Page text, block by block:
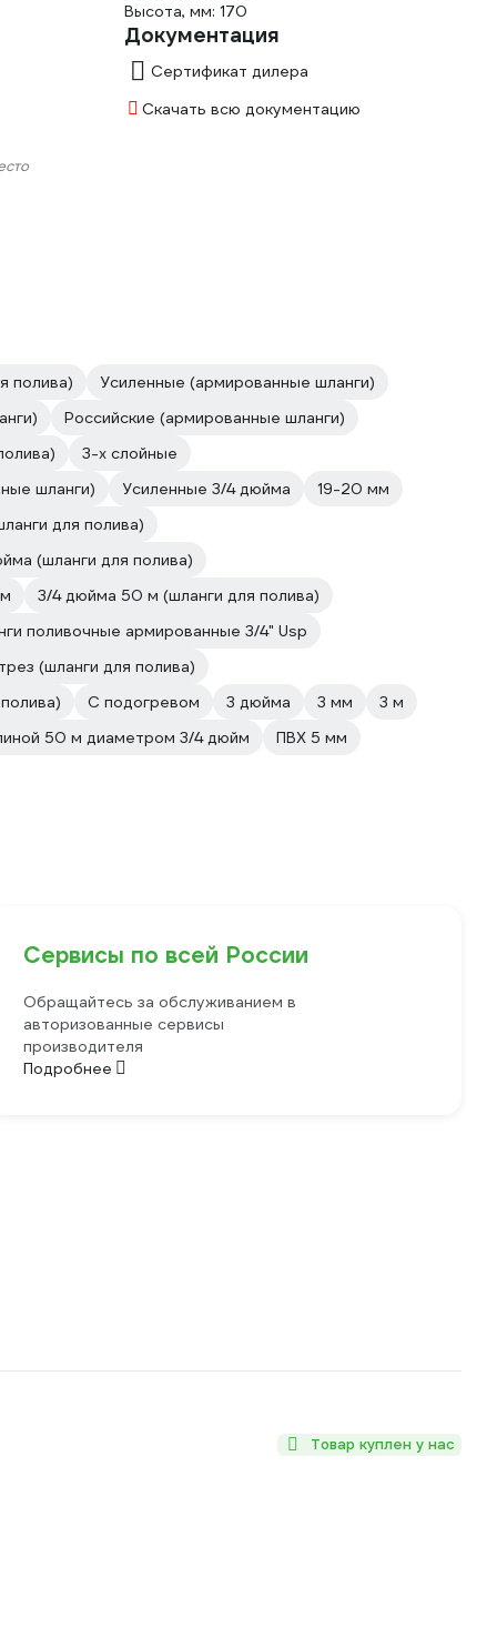
Высота, мм: 170
Документация
Сертификат дилера
Скачать всю документацию
полива)
Усиленные (армированные шланги)
Российские (армированные шланги)
3-х слойные
шланги) Усиленные 3/4 дюйма
19-20 мм
для полива)
(шланги для полива)
3/4 дюйма 50 м (шланги для полива)
поливочные армированные 3/4" Usp
(шланги для полива)
С подогревом 3 дюйма 3 мм
3 м
50 м диаметром 3/4 дюйм
ПВХ 5 мм
Сервисы по всей России
Обращайтесь за обслуживанием в
авторизованные сервисы
производителя
Подробнее
Товар куплен у нас